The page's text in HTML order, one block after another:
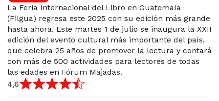
La Feria Internacional del Libro en Guatemala
(Filgua) regresa este 2025 con su edición más grande
hasta ahora. Este martes 1 de julio se inaugura la XXII
edición del evento cultural más importante del país,
que celebra 25 años de promover la lectura y contará
con más de 500 actividades para lectores de todas
las edades en Fórum Majadas.
4,6